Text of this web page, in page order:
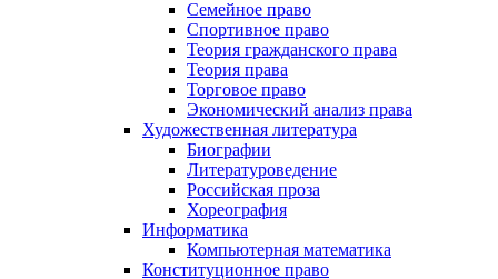
Семейное право
Спортивное право
Теория гражданского права
Теория права
Торговое право
Экономический анализ права
Художественная литература
Биографии
Литературоведение
Российская проза
Хореография
Информатика
Компьютерная математика
Конституционное право